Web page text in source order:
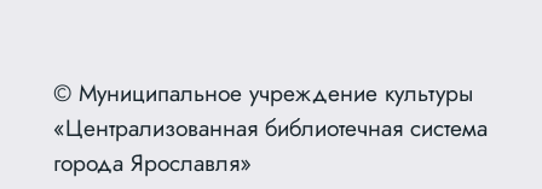
© Муниципальное учреждение культуры
«Централизованная библиотечная система
города Ярославля»